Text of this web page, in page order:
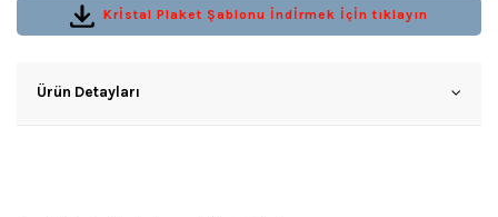
Krİstal Plaket Şablonu İndİrmek İçİn tıklayın
Ürün Detayları